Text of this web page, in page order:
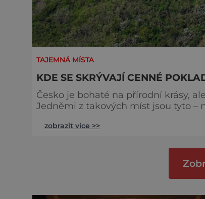
TAJEMNÁ MÍSTA
KDE SE SKRÝVAJÍ CENNÉ
Česko je bohaté na přírodní krásy,
Jedněmi z takových míst jsou tyto –
cenností. Ty sem zakopou nacisté,
zobrazit více >>